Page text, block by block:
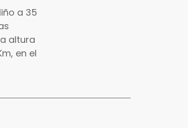
a 35
altura
en el